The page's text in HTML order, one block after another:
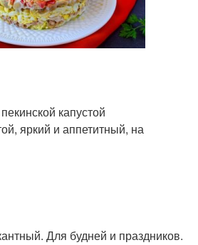
капустой
яркий и аппетитный, на
Для будней и праздников.